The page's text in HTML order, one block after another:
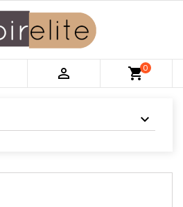
 shopping_cart0